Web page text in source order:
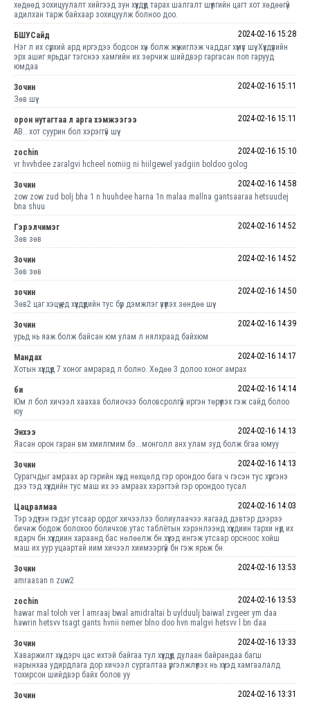
хөдөөд зохицуулалт хийгээд зун хүүхдүүд тарах шалгалт шүүлгийн цагт хот хөдөөгүй
адилхан тарж байхаар зохицуулж болноо доо.
БШУСайд
2024-02-16 15:28
Нэг л их сүрхий ард иргэдээ бодсон хүн болж жүжиглэж чаддаг хүмүүс шүү. Хүүхдүүпийн
эрх ашиг ярьдаг тэгснээ хамгийн их зөрчиж шийдвэр гаргасан поп гарууд
юмдаа
Зочин
2024-02-16 15:11
Зөв шүү
орон нутагтаа л арга хэмжээгээ
2024-02-16 15:11
АВ.. хот суурин бол хэрэггүй шүү
zochin
2024-02-16 15:10
vr hvvhdee zaralgvi hcheel nomiig ni hiilgewel yadgiin boldoo golog
Зочин
2024-02-16 14:58
zow zow zud bolj bha 1 n huuhdee harna 1n malaa mallna gantsaaraa hetsuudej
bna shuu
Гэрэлчимэг
2024-02-16 14:52
Зөв зөв
Зочин
2024-02-16 14:52
Зөв зөв
зочин
2024-02-16 14:50
Зөв2 цаг хэцүү үед хүүхдүүдийн тус бүр дэмжлэг үзүүлэх зөндөө шүү
Зочин
2024-02-16 14:39
урьд нь яаж болж байсан юм улам л нялхраад байхюм
Мандах
2024-02-16 14:17
Хотын хүүхдүүд 7 хоног амрарад л болно. Хөдөө 3 долоо хоног амрах
би
2024-02-16 14:14
Юм л бол хичээл хаахаа болиочээ боловсролгүй иргэн төрүүлэх гэж сайд болоо
юу
Энхээ
2024-02-16 14:13
Яасан орон гаран вм хмилгмим бэ...монголл анх улам зуд болж бгаа юмуу
Зочин
2024-02-16 14:13
Сурагчдыг амраах ар гэрийн хүнд нөхцөлд гэр орондоо бага ч гэсэн тус хүргэнэ
дээ тэд хүүхдийн тус маш их ээ амраах хэрэгтэй гэр орондоо тусал
Цацралмаа
2024-02-16 14:03
Тэр эдүтэн гэдэг утсаар ордог хичээлээ болиулаачээ.яагаад дэвтэр дээрээ
бичиж бодож болохоо боличхов.утас таблётын хэрэнлээнд хүүхдиин тархи нүд их
ядарч бн.хүүхдиин хараанд бас нөлөөлж бн.хүүхэд ингэж утсаар орсноос хойш
маш их уур уцаартай иим хичээл хиимээргүй бн гэж ярьж бн.
Зочин
2024-02-16 13:53
amraasan n zuw2
zochin
2024-02-16 13:53
hawar mal toloh ver l amraaj bwal amidraltai b uylduulj baiwal zvgeer ym daa
hawrin hetsvv tsagt gants hvnii nemer blno doo hvn malgvi hetsvv l bn daa
Зочин
2024-02-16 13:33
Хаваржилт хүндэрч цас ихтэй байгаа тул хүүхдүүд дулаан байрандаа багш
нарынхаа удирдлага дор хичээл сургалтаа үргэлжлүүлэх нь хүүхэд хамгаалалд
тохирсон шийдвэр байх болов уу
Зочин
2024-02-16 13:31